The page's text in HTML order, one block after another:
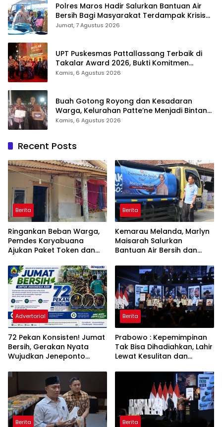
Polres Maros Hadir Salurkan Bantuan Air
Bersih Bagi Masyarakat Terdampak Krisis
Air Bersih Di Maros
Jumat, 7 Agustus 2026
UPT Puskesmas Pattallassang Terbaik di
Takalar Award 2026, Bukti Komitmen
Hadirkan Pelayanan Kesehatan Berkualitas
Kamis, 6 Agustus 2026
Buah Gotong Royong dan Kesadaran
Warga, Kelurahan Patte’ne Menjadi Bintang
Takalar Award 2026
Kamis, 6 Agustus 2026
Recent Posts
Berita
Ringankan Beban Warga,
Pemdes Karyabuana
Ajukan Paket Token dan
PLN
Berita
Kemarau Melanda, Marlyn
Maisarah Salurkan
Bantuan Air Bersih dan
Babakan Madang
Advertorial
72 Pekan Konsisten! Jumat
Bersih, Gerakan Nyata
Wujudkan Jeneponto
ASRI
Berita
Prabowo : Kepemimpinan
Tak Bisa Dihadiahkan, Lahir
Lewat Kesulitan dan
Berita Berita